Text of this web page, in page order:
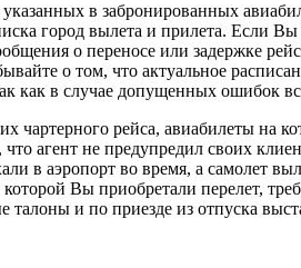
в забронированных
город вылета и прилета. Если
о переносе или задержке
о том, что актуальное
как в случае допущенных ошибок
чартерного рейса, авиабилеты
агент не предупредил своих
в аэропорт во время, а самолет
Вы приобретали перелет,
талоны и по приезде из отпуска